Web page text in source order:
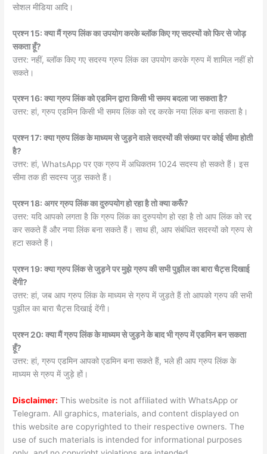
सोशल मीडिया आदि।
प्रश्न 15: क्या मैं ग्रुप लिंक का उपयोग करके ब्लॉक किए गए सदस्यों को फिर से जोड़
सकता हूँ?
उत्तर: नहीं, ब्लॉक किए गए सदस्य ग्रुप लिंक का उपयोग करके ग्रुप में शामिल नहीं हो
सकते।
प्रश्न 16: क्या ग्रुप लिंक को एडमिन द्वारा किसी भी समय बदला जा सकता है?
उत्तर: हां, ग्रुप एडमिन किसी भी समय लिंक को रद्द करके नया लिंक बना सकता है।
प्रश्न 17: क्या ग्रुप लिंक के माध्यम से जुड़ने वाले सदस्यों की संख्या पर कोई सीमा होती
है?
उत्तर: हां, WhatsApp पर एक ग्रुप में अधिकतम 1024 सदस्य हो सकते हैं। इस
सीमा तक ही सदस्य जुड़ सकते हैं।
प्रश्न 18: अगर ग्रुप लिंक का दुरुपयोग हो रहा है तो क्या करूँ?
उत्तर: यदि आपको लगता है कि ग्रुप लिंक का दुरुपयोग हो रहा है तो आप लिंक को रद्द
कर सकते हैं और नया लिंक बना सकते हैं। साथ ही, आप संबंधित सदस्यों को ग्रुप से
हटा सकते हैं।
प्रश्न 19: क्या ग्रुप लिंक से जुड़ने पर मुझे ग्रुप की सभी पुझील का बारा चैट्स दिखाई
देंगी?
उत्तर: हां, जब आप ग्रुप लिंक के माध्यम से ग्रुप में जुड़ते हैं तो आपको ग्रुप की सभी
पुझील का बारा चैट्स दिखाई देंगी।
प्रश्न 20: क्या मैं ग्रुप लिंक के माध्यम से जुड़ने के बाद भी ग्रुप में एडमिन बन सकता
हूँ?
उत्तर: हां, ग्रुप एडमिन आपको एडमिन बना सकते हैं, भले ही आप ग्रुप लिंक के
माध्यम से ग्रुप में जुड़े हों।
Disclaimer: This website is not affiliated with WhatsApp or
Telegram. All graphics, materials, and content displayed on
this website are copyrighted to their respective owners. The
use of such materials is intended for informational purposes